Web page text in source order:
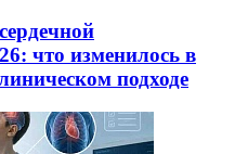
что изменилось в
подходе